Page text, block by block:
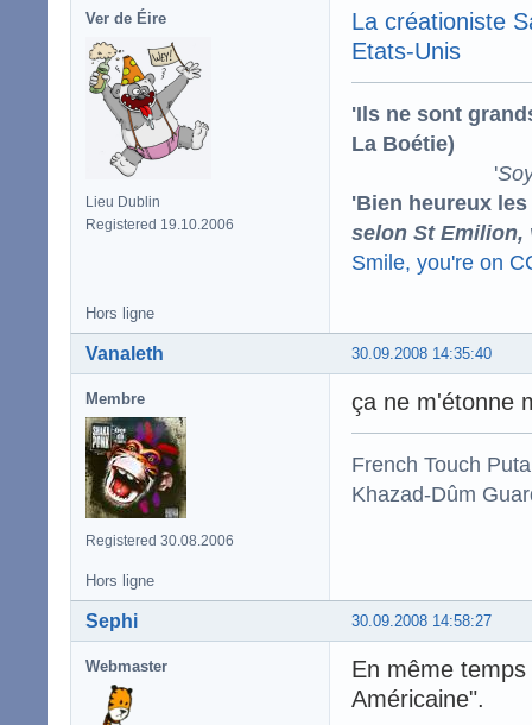
Ver de Éire
Lieu Dublin
Registered 19.10.2006
La créationiste
Etats-Unis
'Ils ne sont
La Boétie)
'
'Bien heureux
selon St Emilion,
Smile, you're on
Hors ligne
30.09.2008 14:35:40
Vanaleth
Membre
Registered 30.08.2006
ça ne m'étonne
French Touch
Khazad-Dûm
Hors ligne
30.09.2008 14:58:27
Sephi
Webmaster
En même
Américaine".